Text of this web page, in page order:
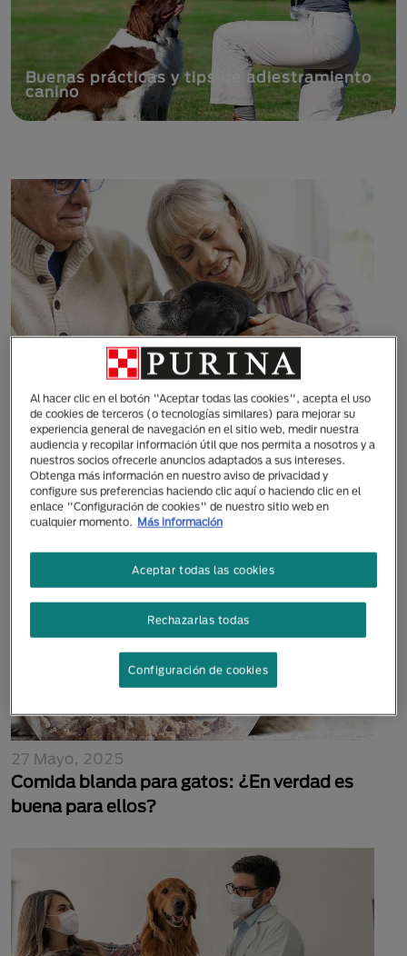
Celo canino: ¿cuánto dura el periodo de
una perra y cómo cuidarla?
26 Mayo, 2025
Disfunción cognitiva en perros: síntomas y
cómo controlarla
27 Mayo, 2025
Comida blanda para gatos: ¿En verdad es
buena para ellos?
Al hacer clic en el botón "Aceptar todas las cookies", acepta el uso
de cookies de terceros (o tecnologías similares) para mejorar su
experiencia general de navegación en el sitio web, medir nuestra
audiencia y recopilar información útil que nos permita a nosotros y a
nuestros socios ofrecerle anuncios adaptados a sus intereses.
Obtenga más información en nuestro aviso de privacidad y
configure sus preferencias haciendo clic aquí o haciendo clic en el
enlace "Configuración de cookies" de nuestro sitio web en
cualquier momento. Más información
Rechazarlas todas
Aceptar todas las cookies
Configuración de cookies